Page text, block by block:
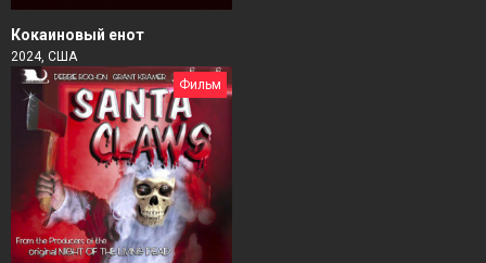
Кокаиновый енот
2024, США
Фильм